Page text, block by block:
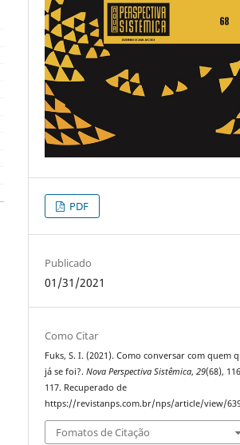
PDF
Publicado
01/31/2021
Como Citar
Fuks, S. I. (2021). Como conversar com quem
já se foi?.Nova Perspectiva Sistêmica,29(68),
117. Recuperado de
https://revistanps.com.br/nps/article/view/
Fomatos de Citação